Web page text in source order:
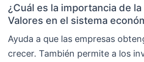
¿Cuál es la importancia de la
Valores en el sistema
Ayuda a que las empresas
crecer. También permite a los